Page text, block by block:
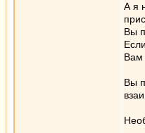
А я
Вы
Вам
Вы